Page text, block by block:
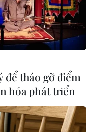
để tháo gỡ điểm
hóa phát triển